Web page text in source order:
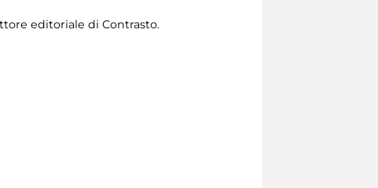
editoriale di Contrasto.